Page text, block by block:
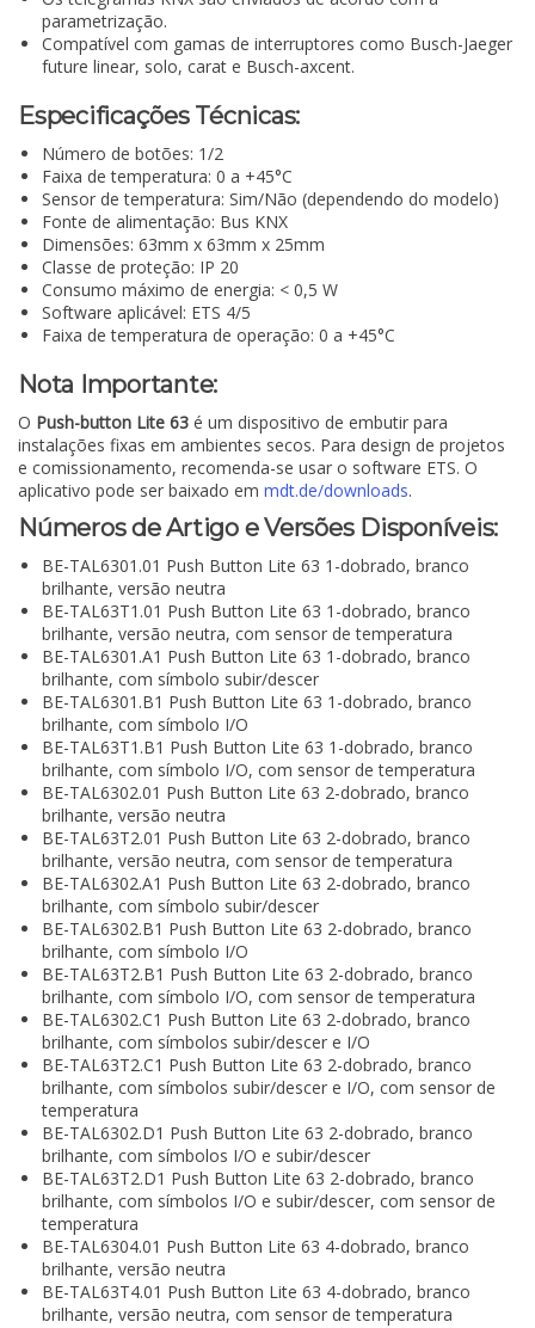
parametrização.
Compatível com gamas de interruptores como Busch-Jaeger
future linear, solo, carat e Busch-axcent.
Especificações Técnicas:
Número de botões: 1/2
Faixa de temperatura: 0 a +45°C
Sensor de temperatura: Sim/Não (dependendo do modelo)
Fonte de alimentação: Bus KNX
Dimensões: 63mm x 63mm x 25mm
Classe de proteção: IP 20
Consumo máximo de energia: < 0,5 W
Software aplicável: ETS 4/5
Faixa de temperatura de operação: 0 a +45°C
Nota Importante:
O Push-button Lite 63 é um dispositivo de embutir para
instalações fixas em ambientes secos. Para design de projetos
e comissionamento, recomenda-se usar o software ETS. O
aplicativo pode ser baixado em mdt.de/downloads.
Números de Artigo e Versões Disponíveis:
BE-TAL6301.01 Push Button Lite 63 1-dobrado, branco
brilhante, versão neutra
BE-TAL63T1.01 Push Button Lite 63 1-dobrado, branco
brilhante, versão neutra, com sensor de temperatura
BE-TAL6301.A1 Push Button Lite 63 1-dobrado, branco
brilhante, com símbolo subir/descer
BE-TAL6301.B1 Push Button Lite 63 1-dobrado, branco
brilhante, com símbolo I/O
BE-TAL63T1.B1 Push Button Lite 63 1-dobrado, branco
brilhante, com símbolo I/O, com sensor de temperatura
BE-TAL6302.01 Push Button Lite 63 2-dobrado, branco
brilhante, versão neutra
BE-TAL63T2.01 Push Button Lite 63 2-dobrado, branco
brilhante, versão neutra, com sensor de temperatura
BE-TAL6302.A1 Push Button Lite 63 2-dobrado, branco
brilhante, com símbolo subir/descer
BE-TAL6302.B1 Push Button Lite 63 2-dobrado, branco
brilhante, com símbolo I/O
BE-TAL63T2.B1 Push Button Lite 63 2-dobrado, branco
brilhante, com símbolo I/O, com sensor de temperatura
BE-TAL6302.C1 Push Button Lite 63 2-dobrado, branco
brilhante, com símbolos subir/descer e I/O
BE-TAL63T2.C1 Push Button Lite 63 2-dobrado, branco
brilhante, com símbolos subir/descer e I/O, com sensor de
temperatura
BE-TAL6302.D1 Push Button Lite 63 2-dobrado, branco
brilhante, com símbolos I/O e subir/descer
BE-TAL63T2.D1 Push Button Lite 63 2-dobrado, branco
brilhante, com símbolos I/O e subir/descer, com sensor de
temperatura
BE-TAL6304.01 Push Button Lite 63 4-dobrado, branco
brilhante, versão neutra
BE-TAL63T4.01 Push Button Lite 63 4-dobrado, branco
brilhante, versão neutra, com sensor de temperatura